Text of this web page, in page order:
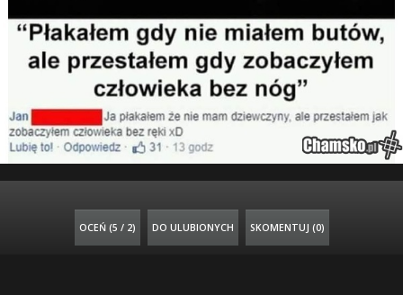
OCEŃ (5 / 2) DO ULUBIONYCH SKOMENTUJ (0)